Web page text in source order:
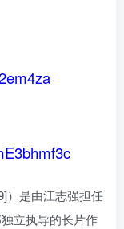
）是由江志强担任
立执导的长片作